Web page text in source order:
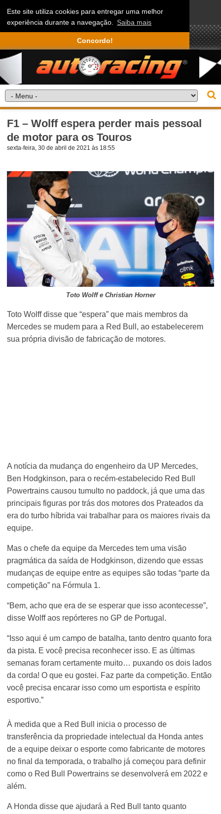
Este site utiliza cookies para entregar uma melhor
experiência durante a navegação. Saiba mais
Concordo!
F1 – Wolff espera perder mais pessoal
de motor para os Touros
sexta-feira, 30 de abril de 2021 às 18:55
Toto Wolff e Christian Horner
Toto Wolff disse que “espera” que mais membros da
Mercedes se mudem para a Red Bull, ao estabelecerem
sua própria divisão de fabricação de motores.
A notícia da mudança do engenheiro da UP Mercedes,
Ben Hodgkinson, para o recém-estabelecido Red Bull
Powertrains causou tumulto no paddock, já que uma das
principais figuras por trás dos motores dos Prateados da
era do turbo híbrida vai trabalhar para os maiores rivais da
equipe.
Mas o chefe da equipe da Mercedes tem uma visão
pragmática da saída de Hodgkinson, dizendo que essas
mudanças de equipe entre as equipes são todas “parte da
competição” na Fórmula 1.
“Bem, acho que era de se esperar que isso acontecesse”,
disse Wolff aos repórteres no GP de Portugal.
“Isso aqui é um campo de batalha, tanto dentro quanto fora
da pista. E você precisa reconhecer isso. E as últimas
semanas foram certamente muito… puxando os dois lados
da corda! O que eu gostei. Faz parte da competição. Então
você precisa encarar isso como um esportista e espírito
esportivo.”
À medida que a Red Bull inicia o processo de
transferência da propriedade intelectual da Honda antes
de a equipe deixar o esporte como fabricante de motores
no final da temporada, o trabalho já começou para definir
como o Red Bull Powertrains se desenvolverá em 2022 e
além.
A Honda disse que ajudará a Red Bull tanto quanto